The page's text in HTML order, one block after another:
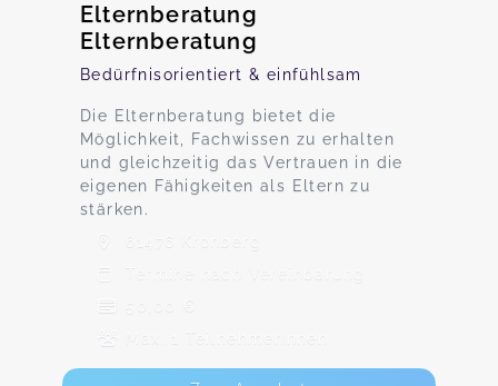
Elternberatung
Elternberatung
Bedürfnisorientiert & einfühlsam
Die Elternberatung bietet die
Möglichkeit, Fachwissen zu erhalten
und gleichzeitig das Vertrauen in die
eigenen Fähigkeiten als Eltern zu
stärken.
61476 Kronberg
Termine nach Vereinbarung
50,00 €
Max. 1 TeilnehmerInnen